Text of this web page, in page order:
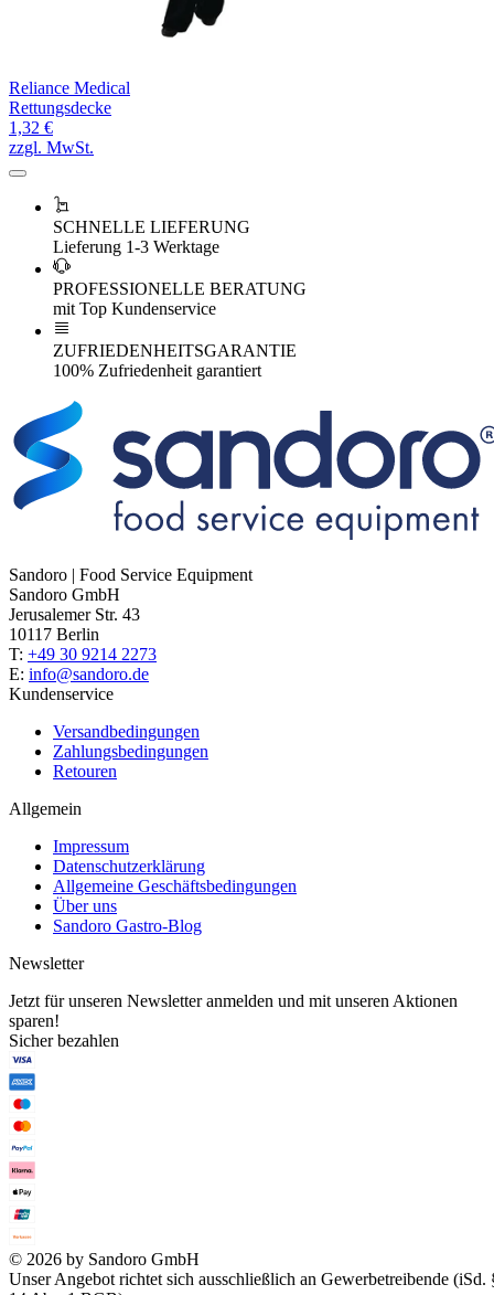
Reliance Medical
Rettungsdecke
1,32 €
zzgl. MwSt.
SCHNELLE LIEFERUNG
Lieferung 1-3 Werktage
PROFESSIONELLE BERATUNG
mit Top Kundenservice
ZUFRIEDENHEITSGARANTIE
100% Zufriedenheit garantiert
Sandoro | Food Service Equipment
Sandoro GmbH
Jerusalemer Str. 43
10117 Berlin
T: +49 30 9214 2273
E: info@sandoro.de
Kundenservice
Versandbedingungen
Zahlungsbedingungen
Retouren
Allgemein
Impressum
Datenschutzerklärung
Allgemeine Geschäftsbedingungen
Über uns
Sandoro Gastro-Blog
Newsletter
Jetzt für unseren Newsletter anmelden und mit unseren Aktionen
sparen!
Sicher bezahlen
© 2026 by Sandoro GmbH
Unser Angebot richtet sich ausschließlich an Gewerbetreibende (iSd.